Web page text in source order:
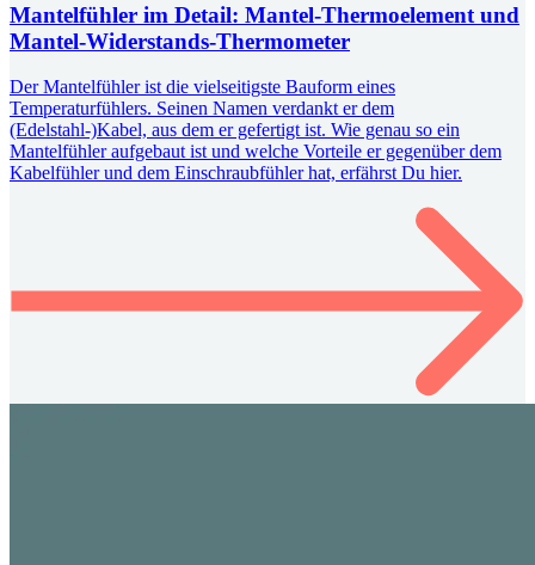
Mantelfühler im Detail: Mantel-Thermoelement und
Mantel-Widerstands-Thermometer
Der Mantelfühler ist die vielseitigste Bauform eines
Temperaturfühlers. Seinen Namen verdankt er dem
(Edelstahl-)Kabel, aus dem er gefertigt ist. Wie genau so ein
Mantelfühler aufgebaut ist und welche Vorteile er gegenüber dem
Kabelfühler und dem Einschraubfühler hat, erfährst Du hier.